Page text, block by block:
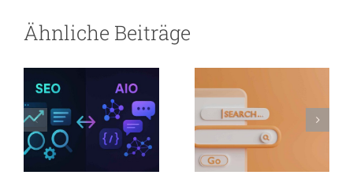
Ähnliche Beiträge
Optimierung –
warum jetzt
profitieren